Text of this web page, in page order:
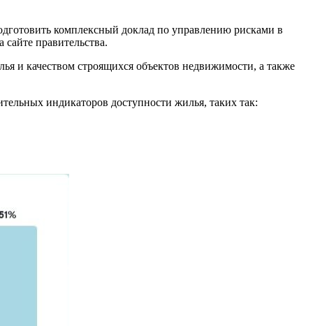
комплексный доклад по управлению рисками в
правительства.
и качеством строящихся объектов недвижимости, а также
индикаторов доступности жилья, таких так: